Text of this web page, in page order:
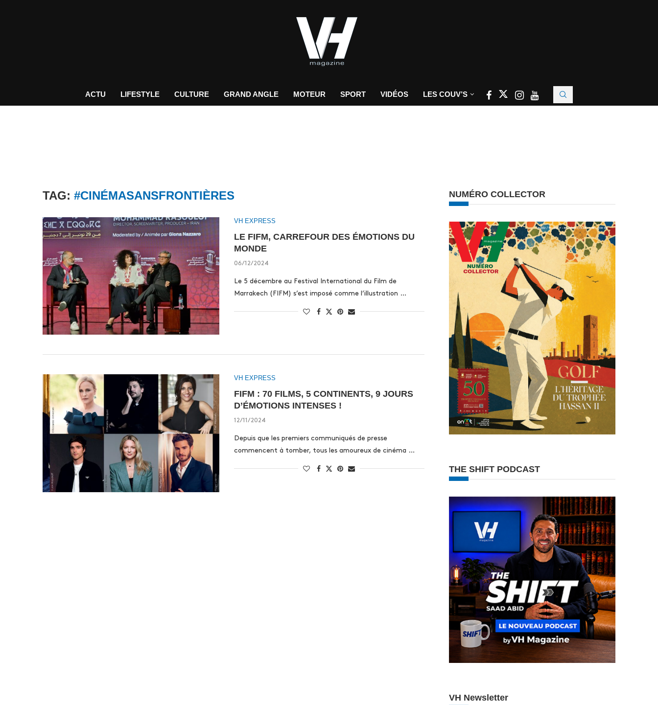
ACTU LIFESTYLE CULTURE GRAND ANGLE MOTEUR SPORT VIDÉOS LES COUV’S
TAG: #CINÉMASANSFRONTIÈRES
VH EXPRESS
LE FIFM, CARREFOUR DES ÉMOTIONS DU
MONDE
06/12/2024
Le 5 décembre au Festival International du Film de
Marrakech (FIFM) s’est imposé comme l’illustration …
VH EXPRESS
FIFM : 70 FILMS, 5 CONTINENTS, 9 JOURS
D’ÉMOTIONS INTENSES !
12/11/2024
Depuis que les premiers communiqués de presse
commencent à tomber, tous les amoureux de cinéma …
NUMÉRO COLLECTOR
THE SHIFT PODCAST
VH Newsletter